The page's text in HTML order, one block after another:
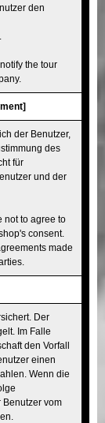
den
the tour
der Benutzer,
des
für
und der
not to agree to
consent.
made
Der
Im Falle
den Vorfall
einen
Wenn die
Benutzer vom